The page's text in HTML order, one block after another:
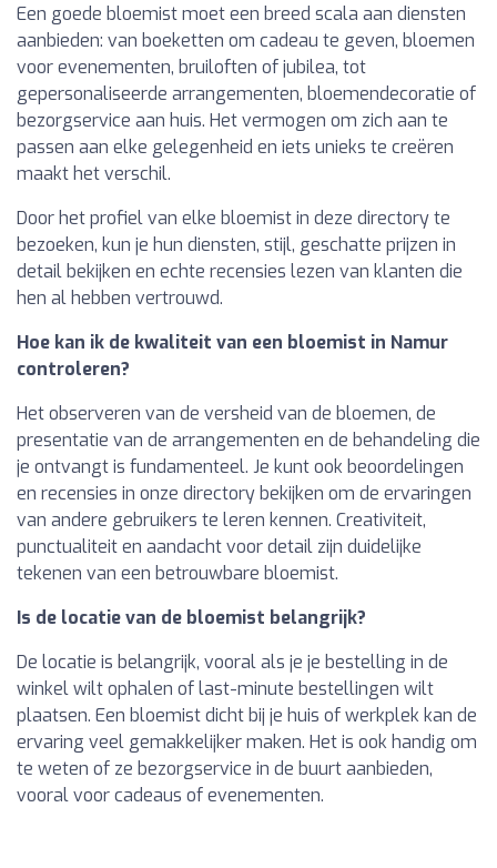
Een goede bloemist moet een breed scala aan diensten
aanbieden: van boeketten om cadeau te geven, bloemen
voor evenementen, bruiloften of jubilea, tot
gepersonaliseerde arrangementen, bloemendecoratie of
bezorgservice aan huis. Het vermogen om zich aan te
passen aan elke gelegenheid en iets unieks te creëren
maakt het verschil.
Door het profiel van elke bloemist in deze directory te
bezoeken, kun je hun diensten, stijl, geschatte prijzen in
detail bekijken en echte recensies lezen van klanten die
hen al hebben vertrouwd.
Hoe kan ik de kwaliteit van een bloemist in Namur
controleren?
Het observeren van de versheid van de bloemen, de
presentatie van de arrangementen en de behandeling die
je ontvangt is fundamenteel. Je kunt ook beoordelingen
en recensies in onze directory bekijken om de ervaringen
van andere gebruikers te leren kennen. Creativiteit,
punctualiteit en aandacht voor detail zijn duidelijke
tekenen van een betrouwbare bloemist.
Is de locatie van de bloemist belangrijk?
De locatie is belangrijk, vooral als je je bestelling in de
winkel wilt ophalen of last-minute bestellingen wilt
plaatsen. Een bloemist dicht bij je huis of werkplek kan de
ervaring veel gemakkelijker maken. Het is ook handig om
te weten of ze bezorgservice in de buurt aanbieden,
vooral voor cadeaus of evenementen.